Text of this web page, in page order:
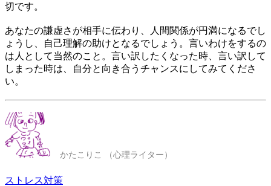
切です。
あなたの謙虚さが相手に伝わり、人間関係が円満になるでし
ょうし、自己理解の助けとなるでしょう。言いわけをするの
は人として当然のこと。言い訳したくなった時、言い訳して
しまった時は、自分と向き合うチャンスにしてみてくださ
い。
かたこりこ （心理ライター）
ストレス対策